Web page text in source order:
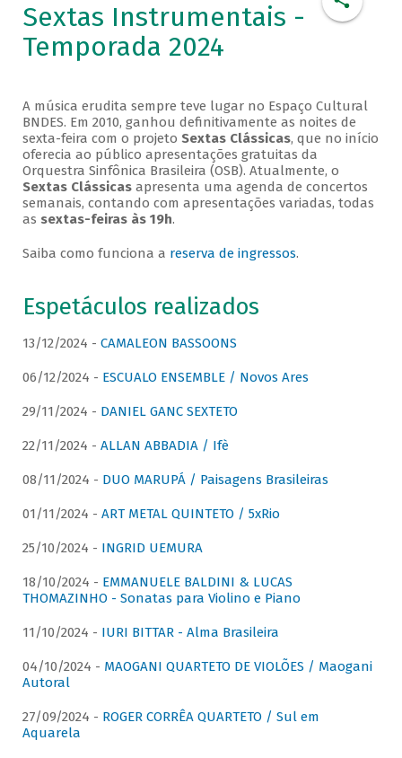
Sextas Instrumentais -
Temporada 2024
A música erudita sempre teve lugar no Espaço Cultural
BNDES. Em 2010, ganhou definitivamente as noites de
sexta-feira com o projeto Sextas Clássicas, que no início
oferecia ao público apresentações gratuitas da
Orquestra Sinfônica Brasileira (OSB). Atualmente, o
Sextas Clássicasapresenta uma agenda de concertos
semanais, contando com apresentações variadas, todas
as sextas-feiras às 19h.
Saiba como funciona a reserva de ingressos.
Espetáculos realizados
13/12/2024 - CAMALEON BASSOONS
06/12/2024 - ESCUALO ENSEMBLE / Novos Ares
29/11/2024 - DANIEL GANC SEXTETO
22/11/2024 - ALLAN ABBADIA / Ifè
08/11/2024 - DUO MARUPÁ / Paisagens Brasileiras
01/11/2024 - ART METAL QUINTETO / 5xRio
25/10/2024 - INGRID UEMURA
18/10/2024 - EMMANUELE BALDINI & LUCAS
THOMAZINHO - Sonatas para Violino e Piano
11/10/2024 - IURI BITTAR - Alma Brasileira
04/10/2024 - MAOGANI QUARTETO DE VIOLÕES / Maogani
Autoral
27/09/2024 - ROGER CORRÊA QUARTETO / Sul em
Aquarela